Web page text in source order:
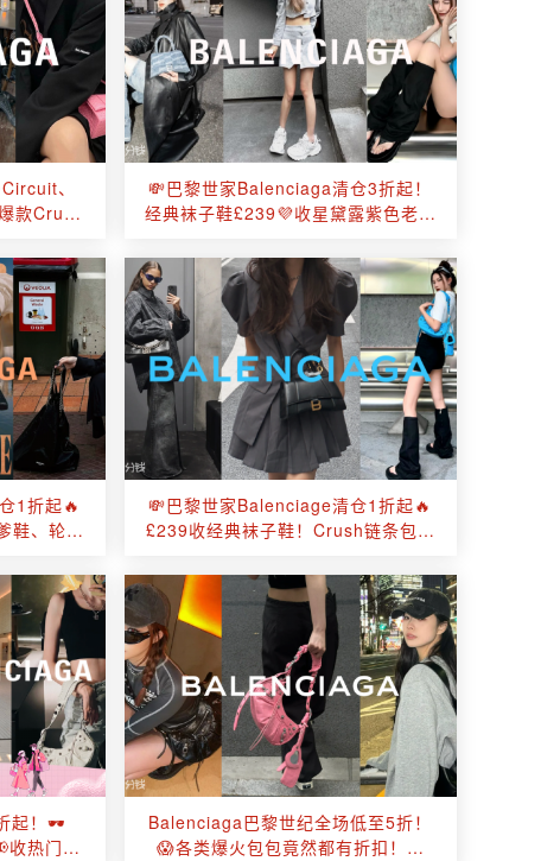
、
款Crush
💸巴黎世家Balenciaga清仓3折起！
经典袜子鞋£239💜收星黛露紫色老爹
1折起🔥
鞋、轮胎
💸巴黎世家Balenciage清仓1折起🔥
£239收经典袜子鞋！Crush链条包半
起！🕶️
收热门
Balenciaga巴黎世纪全场低至5折！
😱各类爆火包包竟然都有折扣！卫